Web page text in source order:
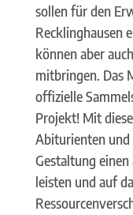
sollen für den
Recklinghausen
können aber
mitbringen. Das
offizielle
Projekt! Mit
Abiturienten und
Gestaltung
leisten und auf